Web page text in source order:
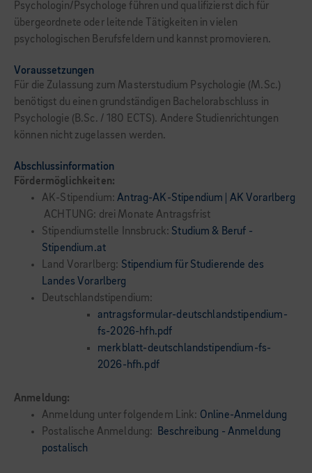
Psychologin/Psychologe führen und qualifi­zierst dich für
übergeordnete oder leitende Tätigkeiten in vielen
psychologischen Berufs­feldern und kannst promovieren.
Voraussetzungen
Für die Zulassung zum Masterstudium Psychologie (M.Sc.)
benötigst du einen grundständigen Bachelorabschluss in
Psychologie (B.Sc. / 180 ECTS). Andere Studienrichtungen
können nicht zugelassen werden.
Abschlussinformation
Fördermöglichkeiten:
AK-Stipendium:Antrag-AK-Stipendium | AK Vorarlberg
ACHTUNG: drei Monate Antragsfrist
Stipendiumstelle Innsbruck: Studium & Beruf -
Stipendium.at
Land Vorarlberg: Stipendium für Studierende des
Landes Vorarlberg
Deutschlandstipendium:
antragsformular-deutschlandstipendium-
fs-2026-hfh.pdf
merkblatt-deutschlandstipendium-fs-
2026-hfh.pdf
Anmeldung:
Anmeldung unter folgendem Link: Online-Anmeldung
Postalische Anmeldung:
Beschreibung - Anmeldung
postalisch